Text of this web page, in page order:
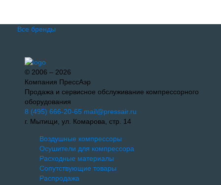
Все бренды
© 2006 – 2026
Компания ПрессАэр
Продажа и сервисное обслуживание компрессорного
оборудования
8 (495) 666-20-65 mail@pressair.ru
г. Мытищи, ул. Комарова, стр. 14
Воздушные компрессоры
Осушители для компрессора
Расходные материалы
Сопутствующие товары
Распродажа